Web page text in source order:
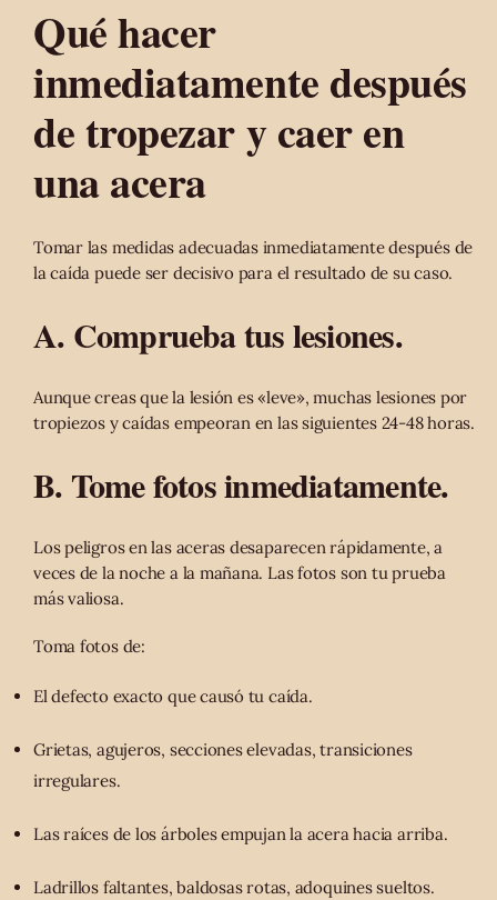
Qué hacer
inmediatamente después
de tropezar y caer en
una acera
Tomar las medidas adecuadas inmediatamente después de
la caída puede ser decisivo para el resultado de su caso.
A. Comprueba tus lesiones.
Aunque creas que la lesión es «leve», muchas lesiones por
tropiezos y caídas empeoran en las siguientes 24-48 horas.
B. Tome fotos inmediatamente.
Los peligros en las aceras desaparecen rápidamente, a
veces de la noche a la mañana. Las fotos son tu prueba
más valiosa.
Toma fotos de:
El defecto exacto que causó tu caída.
Grietas, agujeros, secciones elevadas, transiciones
irregulares.
Las raíces de los árboles empujan la acera hacia arriba.
Ladrillos faltantes, baldosas rotas, adoquines sueltos.